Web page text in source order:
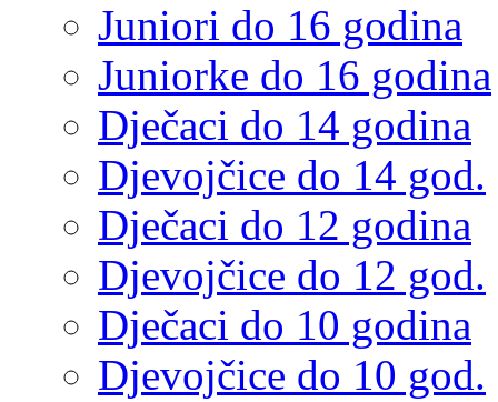
Juniori do 16 godina
Juniorke do 16 godina
Dječaci do 14 godina
Djevojčice do 14 god.
Dječaci do 12 godina
Djevojčice do 12 god.
Dječaci do 10 godina
Djevojčice do 10 god.